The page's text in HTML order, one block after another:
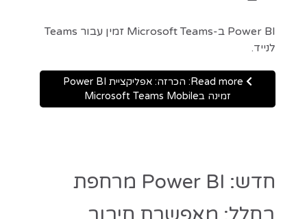
Power BI ב-Microsoft Teams זמין עבור Teams
לנייד.
Read more: הכרזה: אפליקציית Power BI
זמינה בMicrosoft Teams Mobile
חדש: Power BI מרחפת